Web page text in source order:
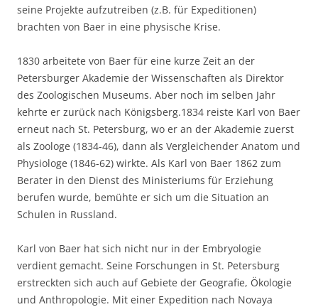
seine Projekte aufzutreiben (z.B. für Expeditionen)
brachten von Baer in eine physische Krise.
1830 arbeitete von Baer für eine kurze Zeit an der
Petersburger Akademie der Wissenschaften als Direktor
des Zoologischen Museums. Aber noch im selben Jahr
kehrte er zurück nach Königsberg.1834 reiste Karl von Baer
erneut nach St. Petersburg, wo er an der Akademie zuerst
als Zoologe (1834-46), dann als Vergleichender Anatom und
Physiologe (1846-62) wirkte. Als Karl von Baer 1862 zum
Berater in den Dienst des Ministeriums für Erziehung
berufen wurde, bemühte er sich um die Situation an
Schulen in Russland.
Karl von Baer hat sich nicht nur in der Embryologie
verdient gemacht. Seine Forschungen in St. Petersburg
erstreckten sich auch auf Gebiete der Geografie, Ökologie
und Anthropologie. Mit einer Expedition nach Novaya